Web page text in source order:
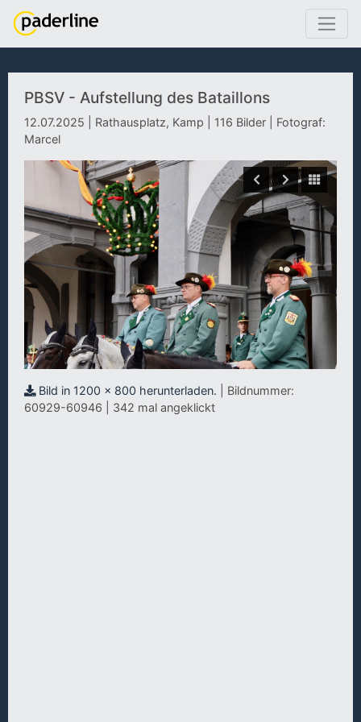
PBSV - Aufstellung des Bataillons
12.07.2025 | Rathausplatz, Kamp | 116 Bilder | Fotograf:
Marcel
Bild in 1200 x 800 herunterladen.
| Bildnummer:
60929-60946 | 342 mal angeklickt